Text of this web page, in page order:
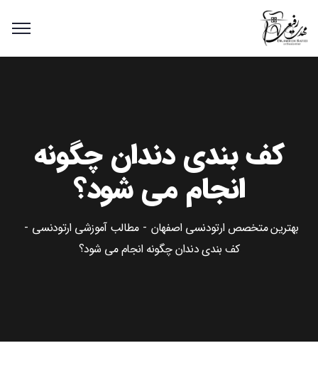
کف بندی دندان چگونه
انجام می شود؟
بهترین متخصص ارتودنسی اصفهان
مطالب آموزشی ارتودنسی
کف بندی دندان چگونه انجام می شود؟